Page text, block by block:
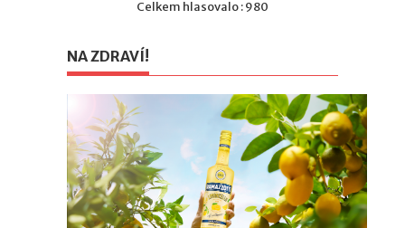
Celkem hlasovalo : 980
NA ZDRAVÍ!